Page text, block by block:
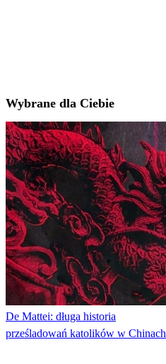
Wybrane dla Ciebie
De Mattei: długa historia
prześladowań katolików w Chinach